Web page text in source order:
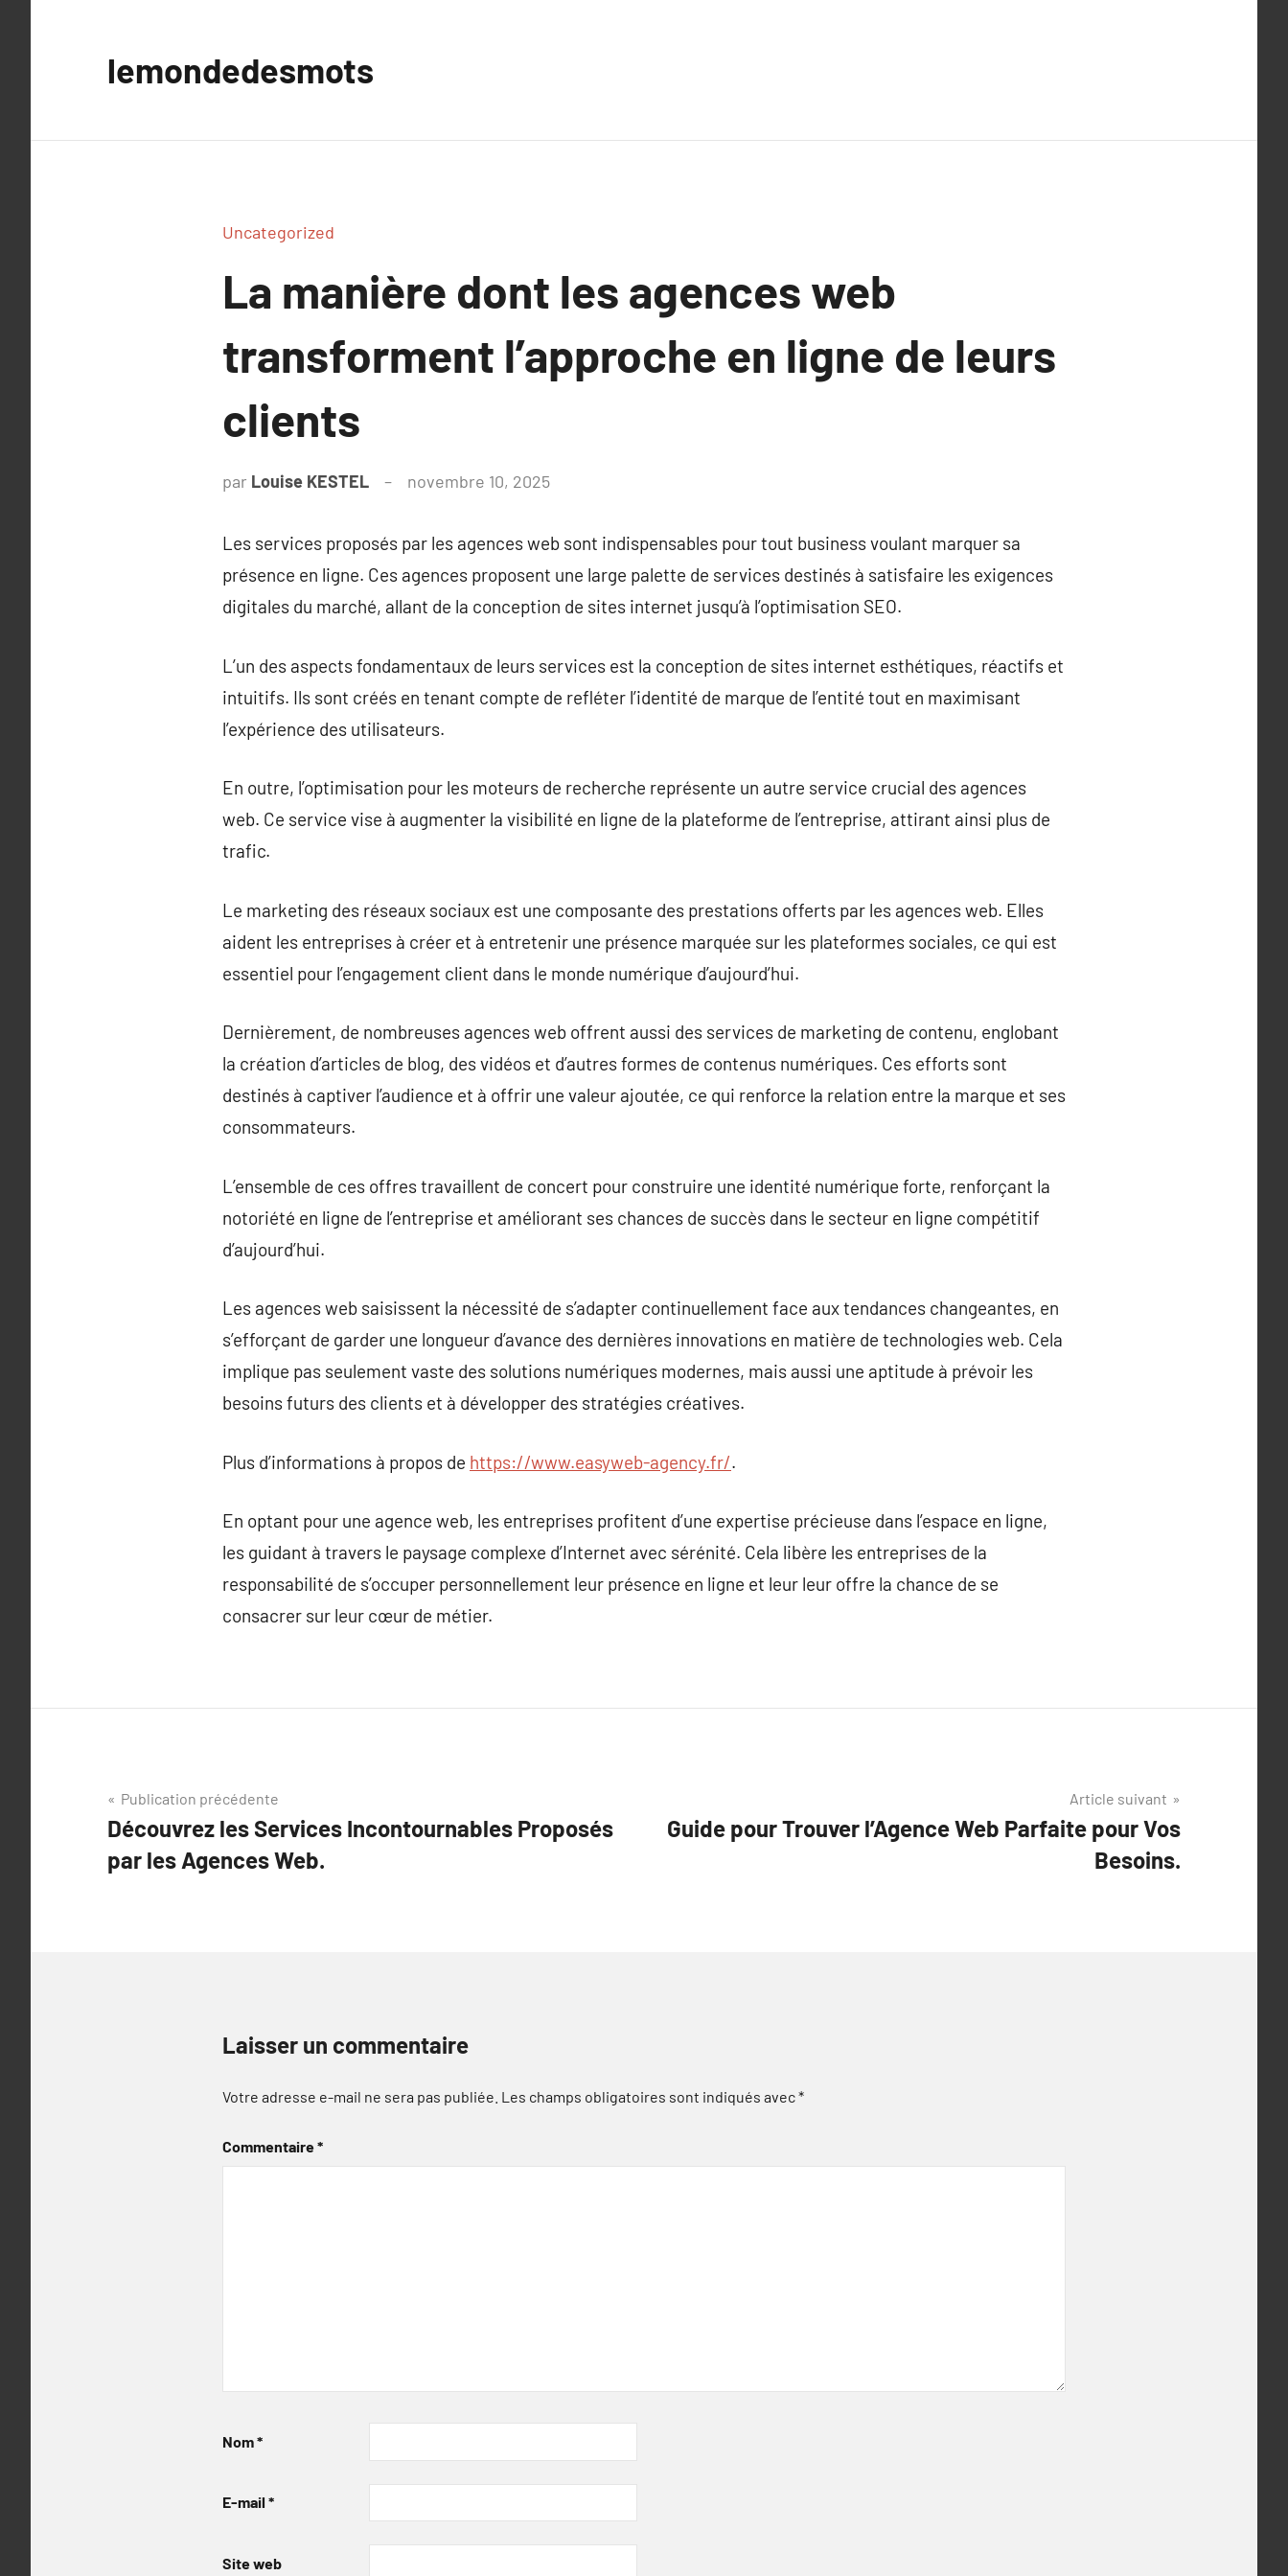
lemondedesmots
Uncategorized
La manière dont les agences web
transforment l’approche en ligne de leurs
clients
par Louise KESTEL novembre 10, 2025
Les services proposés par les agences web sont indispensables pour tout business voulant marquer sa
présence en ligne. Ces agences proposent une large palette de services destinés à satisfaire les exigences
digitales du marché, allant de la conception de sites internet jusqu’à l’optimisation SEO.
L’un des aspects fondamentaux de leurs services est la conception de sites internet esthétiques, réactifs et
intuitifs. Ils sont créés en tenant compte de refléter l’identité de marque de l’entité tout en maximisant
l’expérience des utilisateurs.
En outre, l’optimisation pour les moteurs de recherche représente un autre service crucial des agences
web. Ce service vise à augmenter la visibilité en ligne de la plateforme de l’entreprise, attirant ainsi plus de
trafic.
Le marketing des réseaux sociaux est une composante des prestations offerts par les agences web. Elles
aident les entreprises à créer et à entretenir une présence marquée sur les plateformes sociales, ce qui est
essentiel pour l’engagement client dans le monde numérique d’aujourd’hui.
Dernièrement, de nombreuses agences web offrent aussi des services de marketing de contenu, englobant
la création d’articles de blog, des vidéos et d’autres formes de contenus numériques. Ces efforts sont
destinés à captiver l’audience et à offrir une valeur ajoutée, ce qui renforce la relation entre la marque et ses
consommateurs.
L’ensemble de ces offres travaillent de concert pour construire une identité numérique forte, renforçant la
notoriété en ligne de l’entreprise et améliorant ses chances de succès dans le secteur en ligne compétitif
d’aujourd’hui.
Les agences web saisissent la nécessité de s’adapter continuellement face aux tendances changeantes, en
s’efforçant de garder une longueur d’avance des dernières innovations en matière de technologies web. Cela
implique pas seulement vaste des solutions numériques modernes, mais aussi une aptitude à prévoir les
besoins futurs des clients et à développer des stratégies créatives.
Plus d’informations à propos de https://www.easyweb-agency.fr/.
En optant pour une agence web, les entreprises profitent d’une expertise précieuse dans l’espace en ligne,
les guidant à travers le paysage complexe d’Internet avec sérénité. Cela libère les entreprises de la
responsabilité de s’occuper personnellement leur présence en ligne et leur leur offre la chance de se
consacrer sur leur cœur de métier.
Navigation
de
l’article
Publication précédente
Découvrez les Services Incontournables Proposés
par les Agences Web.
Article suivant
Guide pour Trouver l’Agence Web Parfaite pour Vos
Besoins.
Laisser un commentaire
Votre adresse e-mail ne sera pas publiée. Les champs obligatoires sont indiqués avec*
Commentaire*
Nom*
E-mail *
Site web